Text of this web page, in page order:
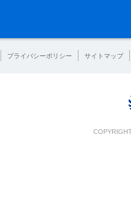
プライバシーポリシー サイトマップ